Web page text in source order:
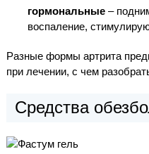
гормональные–
воспаление,
Разные формы артрита
при лечении, с чем
Средства